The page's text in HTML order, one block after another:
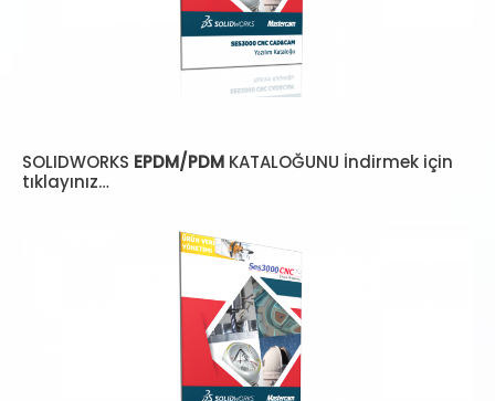
SOLIDWORKS EPDM/PDM KATALOĞUNU İndirmek için
tıklayınız…